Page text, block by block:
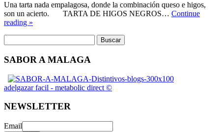
Una tarta nada empalagosa, donde la combinación queso e higos,
son un acierto. TARTA DE HIGOS NEGROS… Continue
reading »
SABOR A MALAGA
adelgazar facil - metabolic direct ©
NEWSLETTER
Email